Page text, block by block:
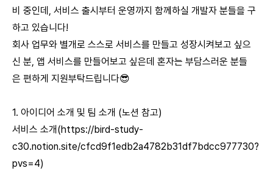
비 중인데, 서비스 출시부터 운영까지 함께하실 개발자 분들을 구
하고 있습니다!
회사 업무와 별개로 스스로 서비스를 만들고 성장시켜보고 싶으
신 분, 앱 서비스를 만들어보고 싶은데 혼자는 부담스러운 분들
은 편하게 지원부탁드립니다😎
1. 아이디어 소개 및 팀 소개 (노션 참고)
서비스 소개(https://bird-study-
c30.notion.site/cfcd9f1edb2a4782b31df7bdcc977730?
pvs=4)